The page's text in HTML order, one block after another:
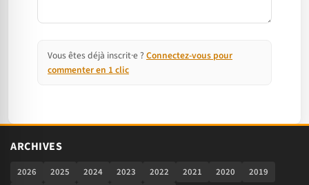
Vous êtes déjà inscrit·e ? Connectez-vous pour
commenter en 1 clic
ARCHIVES
2026 2025 2024 2023 2022 2021 2020
2019